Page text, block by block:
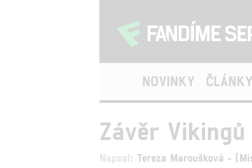
NOVINKY ČLÁNKY
Závěr
Napsal: Tereza Maroušková -